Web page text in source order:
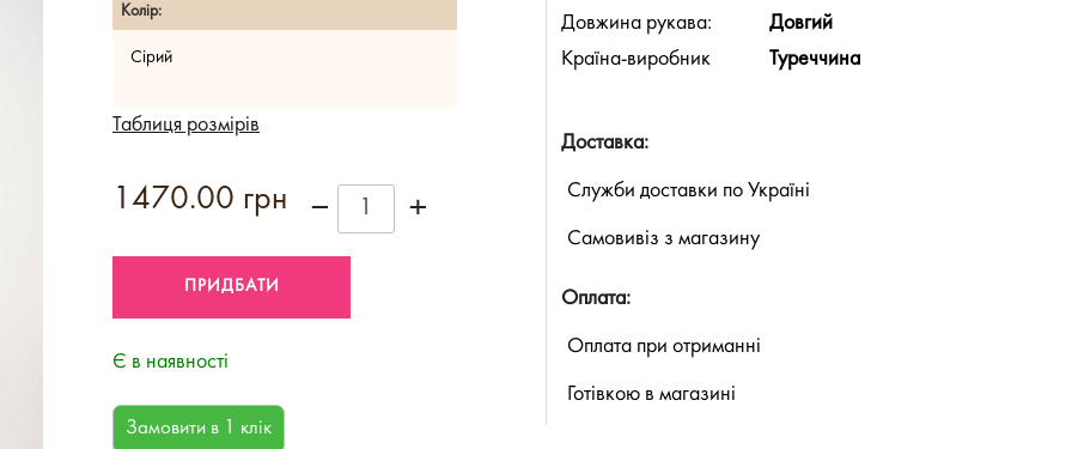
Колір:
Сірий
Таблиця розмірів
1470.00 грн
Є в наявності
Довжина рукава:
Довгий
Країна-виробник
Туреччина
Доставка:
Служби доставки по Україні
Самовивіз з магазину
Оплата:
Оплата при отриманні
Готівкою в магазині